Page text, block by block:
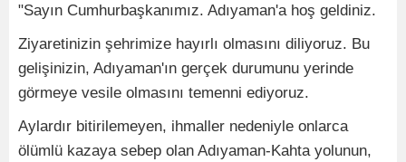
"Sayın Cumhurbaşkanımız. Adıyaman'a hoş geldiniz.
Ziyaretinizin şehrimize hayırlı olmasını diliyoruz. Bu
gelişinizin, Adıyaman'ın gerçek durumunu yerinde
görmeye vesile olmasını temenni ediyoruz.
Aylardır bitirilemeyen, ihmaller nedeniyle onlarca
ölümlü kazaya sebep olan Adıyaman-Kahta yolunun,